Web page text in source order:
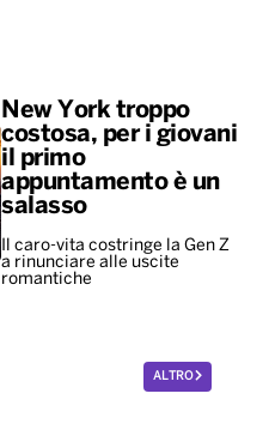
New York troppo
costosa, per i giovani
il primo
appuntamento è un
salasso
Il caro-vita costringe la Gen Z
a rinunciare alle uscite
romantiche
ALTRO